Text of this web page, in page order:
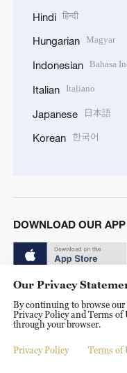
Hindi हिन्दी
Hungarian Magyar
Indonesian Bahasa
Italian Italiano
Japanese 日本語
Korean 한국어
DOWNLOAD OUR APP
© China Radio
Shijingshan Road,
Our Privacy
By continuing to browse our
Privacy Policy and Terms of
through your browser.
Privacy Policy Terms of